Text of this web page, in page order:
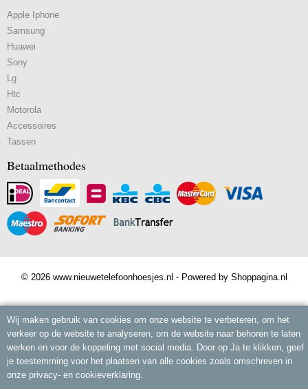
Apple Iphone
Samsung
Huawei
Sony
Lg
Htc
Motorola
Accessoires
Tassen
Betaalmethodes
© 2026 www.nieuwetelefoonhoesjes.nl - Powered by Shoppagina.nl
Wij maken gebruik van cookies om onze website te verbeteren, om het
verkeer op de website te analyseren, om de website naar behoren te laten
werken en voor de koppeling met social media. Door op Ja te klikken, geef
je toestemming voor het plaatsen van alle cookies zoals omschreven in
onze privacy- en cookieverklaring.